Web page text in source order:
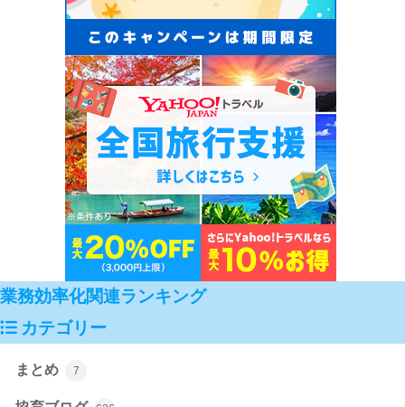
業務効率化関連ランキング
カテゴリー
まとめ 7